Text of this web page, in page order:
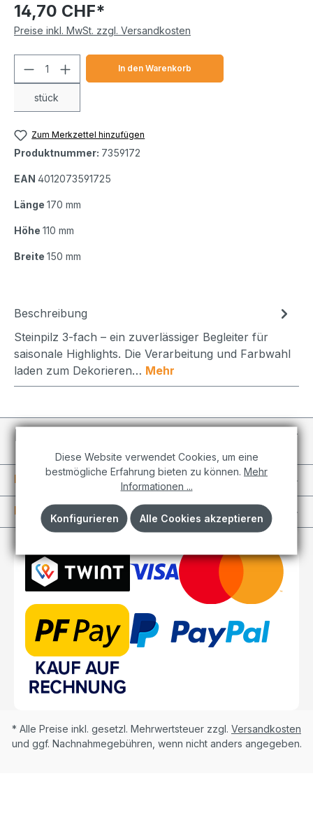
14,70 CHF*
Preise inkl. MwSt. zzgl. Versandkosten
Produkt Anzahl: Gib den
stück
In den Warenkorb
Zum Merkzettel hinzufügen
Produktnummer: 7359172
EAN 4012073591725
Länge 170 mm
Höhe 110 mm
Breite 150 mm
Beschreibung
Steinpilz 3-fach – ein zuverlässiger Begleiter für
saisonale Highlights. Die Verarbeitung und Farbwahl
laden zum Dekorieren… Mehr
Individuelle Projekte
Informationen
Kundenkonto
* Alle Preise inkl. gesetzl. Mehrwertsteuer zzgl. Versandkosten
und ggf. Nachnahmegebühren, wenn nicht anders angegeben.
Diese Website verwendet Cookies, um eine
bestmögliche Erfahrung bieten zu können. Mehr
Informationen ...
Konfigurieren Alle Cookies akzeptieren